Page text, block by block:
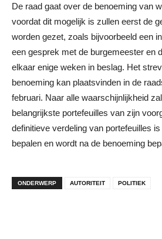
De raad gaat over de benoeming van
voordat dit mogelijk is zullen eerst de
worden gezet, zoals bijvoorbeeld een
een gesprek met de burgemeester en
elkaar enige weken in beslag. Het
benoeming kan plaatsvinden in de
februari. Naar alle waarschijnlijkheid
belangrijkste portefeuilles van zijn
definitieve verdeling van portefeuilles
bepalen en wordt na de benoeming
ONDERWERP AUTORITEIT POLITIEK